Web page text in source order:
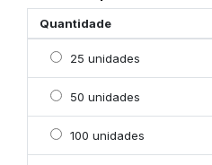
Quantidade
Selecionar 25 unidades
25 unidades
Selecionar 50 unidades
50 unidades
Selecionar 100
100 unidades